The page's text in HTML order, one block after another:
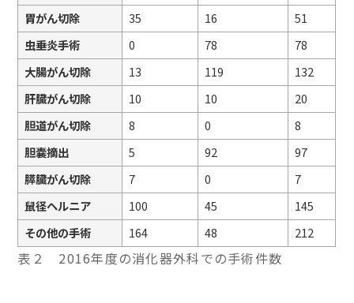
胃がん切除
35 16
51
虫垂炎手術
0 78
78
大腸がん切除
13 119
132
肝臓がん切除
10 10
20
胆道がん切除
8 0
8
胆嚢摘出
5 92
97
膵臓がん切除
7 0
7
鼠径ヘルニア
100 45
145
その他の手術
164 48 212
表２ 2016年度の消化器外科での手術件数